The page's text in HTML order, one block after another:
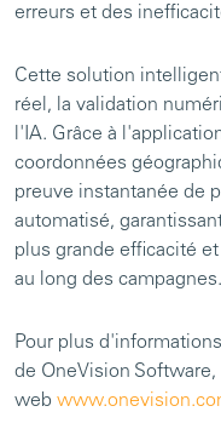
erreurs et des
Cette solution
réel, la validation
l'IA. Grâce à
coordonnées
preuve instantanée de
automatisé,
plus grande efficacité
au long des campagnes.
Pour plus
de OneVision
web